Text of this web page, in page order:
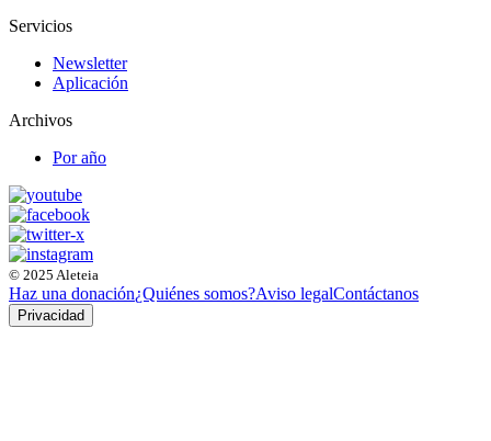
Servicios
Newsletter
Aplicación
Archivos
Por año
© 2025 Aleteia
Haz una donación¿Quiénes somos?Aviso legalContáctanos
Privacidad